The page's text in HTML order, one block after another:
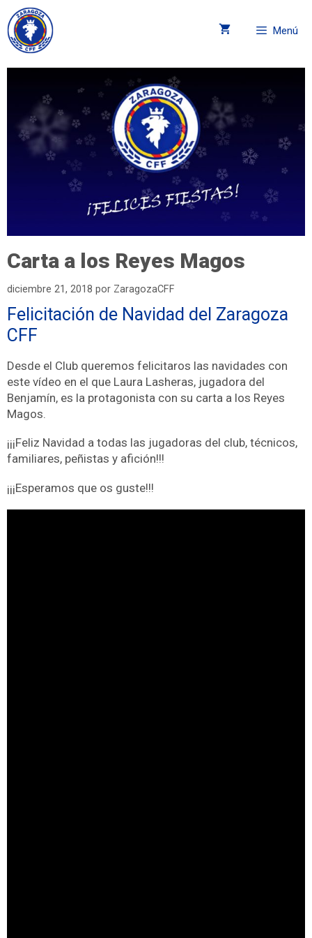
Menú
Carta a los Reyes Magos
diciembre 21, 2018 por ZaragozaCFF
Felicitación de Navidad del Zaragoza
CFF
Desde el Club queremos felicitaros las navidades con
este vídeo en el que Laura Lasheras, jugadora del
Benjamín, es la protagonista con su carta a los Reyes
Magos.
¡¡¡Feliz Navidad a todas las jugadoras del club, técnicos,
familiares, peñistas y afición!!!
¡¡¡Esperamos que os guste!!!